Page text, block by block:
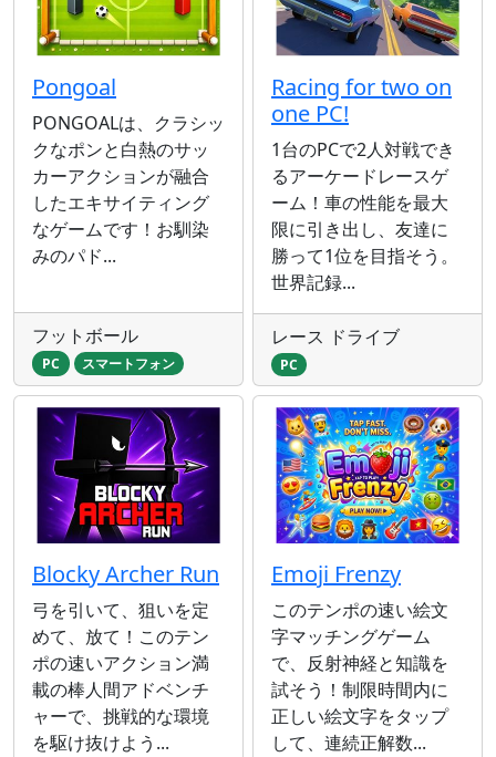
Pongoal
PONGOALは、クラシッ
クなポンと白熱のサッ
カーアクションが融合
したエキサイティング
なゲームです！お馴染
みのパド...
フットボール
PC スマートフォン
Racing for two on
one PC!
1台のPCで2人対戦でき
るアーケードレースゲ
ーム！車の性能を最大
限に引き出し、友達に
勝って1位を目指そう。
世界記録...
レース ドライブ
PC
Blocky Archer Run
弓を引いて、狙いを定
めて、放て！このテン
ポの速いアクション満
載の棒人間アドベンチ
ャーで、挑戦的な環境
を駆け抜けよう...
Emoji Frenzy
このテンポの速い絵文
字マッチングゲーム
で、反射神経と知識を
試そう！制限時間内に
正しい絵文字をタップ
して、連続正解数...